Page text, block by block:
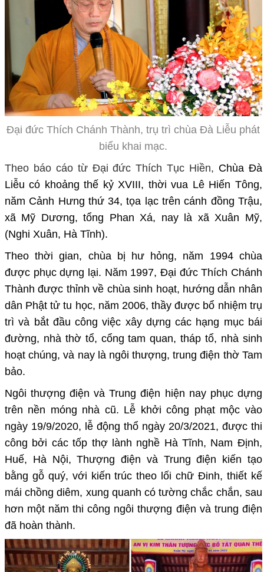
Đại đức Thích Chánh Thành, trụ trì chùa Đà Liễu phát
biểu khai mạc.
Theo báo cáo từ Đại đức Thích Tục Hiền, Chùa Đà
Liễu có khoảng thế kỷ XVIII, thời vua Lê Hiến Tông,
năm Cảnh Hưng thứ 34, tọa lạc trên cánh đồng Trậu,
xã Mỹ Dương, tổng Phan Xá, nay là xã Xuân Mỹ,
(Nghi Xuân, Hà Tĩnh).
Theo thời gian, chùa bị hư hỏng, năm 1994 chùa
được phục dựng lại. Năm 1997, Đại đức Thích Chánh
Thành được thỉnh về chùa sinh hoạt, hướng dẫn nhân
dân Phật tử tu học, năm 2006, thầy được bổ nhiệm trụ
trì và bắt đầu công việc xây dựng các hạng mục bái
đường, nhà thờ tổ, cổng tam quan, tháp tổ, nhà sinh
hoạt chúng, và nay là ngôi thượng, trung điện thờ Tam
bảo.
Ngôi thượng điện và Trung điện hiện nay phục dựng
trên nền móng nhà cũ. Lễ khởi công phạt mộc vào
ngày 19/9/2020, lễ động thổ ngày 20/3/2021, được thi
công bởi các tốp thợ lành nghề Hà Tĩnh, Nam Định,
Huế, Hà Nội, Thượng điện và Trung điện kiến tạo
bằng gỗ quý, với kiến trúc theo lối chữ Đinh, thiết kế
mái chồng diêm, xung quanh có tường chắc chắn, sau
hơn một năm thi công ngôi thượng điện và trung điện
đã hoàn thành.